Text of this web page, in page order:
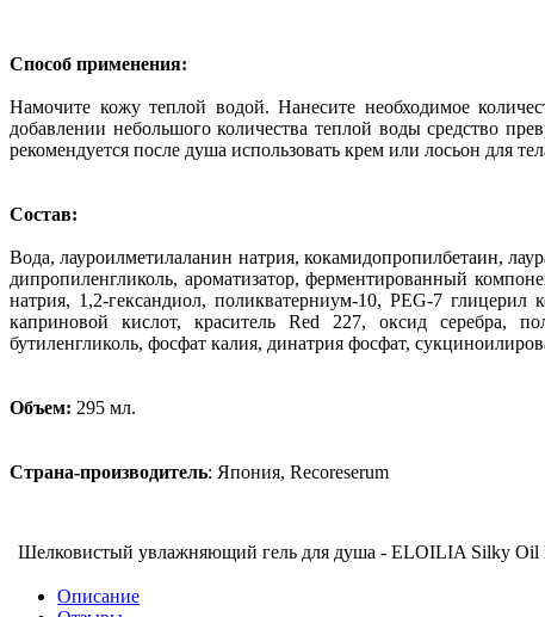
Способ применения:
Намочите кожу теплой водой. Нанесите необходимое
добавлении небольшого количества теплой воды средство
рекомендуется после душа использовать крем или лосьон для
Состав:
Вода, лауроилметилаланин натрия, кокамидопропилбетаин,
дипропиленгликоль, ароматизатор, ферментированный
натрия, 1,2-гександиол, поликватерниум-10, PEG-7 глицерил
каприновой кислот, краситель Red 227, оксид серебра,
бутиленгликоль, фосфат калия, динатрия фосфат,
Объем: 295 мл.
Страна-производитель: Япония, Recoreserum
Шелковистый увлажняющий гель для душа - ELOILIA Silky Oil
Описание